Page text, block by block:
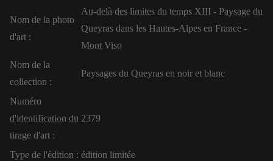
Nom de la photo
d'art :
Au-delà des limites du temps XIII - Paysage du
Queyras dans les Hautes-Alpes en France -
Mont Viso
Nom de la
collection :
Paysages du Queyras en noir et blanc
Numéro
d'identification du
tirage d'art :
2379
Type de l'édition : édition limitée